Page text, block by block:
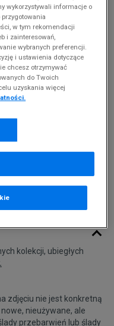
kolekcji, ubiegłych
otrzymasz od nas
Rozmiary US
Powiadom o dostępności
o dostępności
kolekcji, ubiegłych
zdjęciu nie jest konkretną
nieużywane, ale
przebarwień lub ślady
wykorzystywali informacje o
w tym rekomendacji
i zainteresowań,
wybranych preferencji.
i ustawienia dotyczące
chcesz otrzymywać
do Twoich
uzyskania więcej